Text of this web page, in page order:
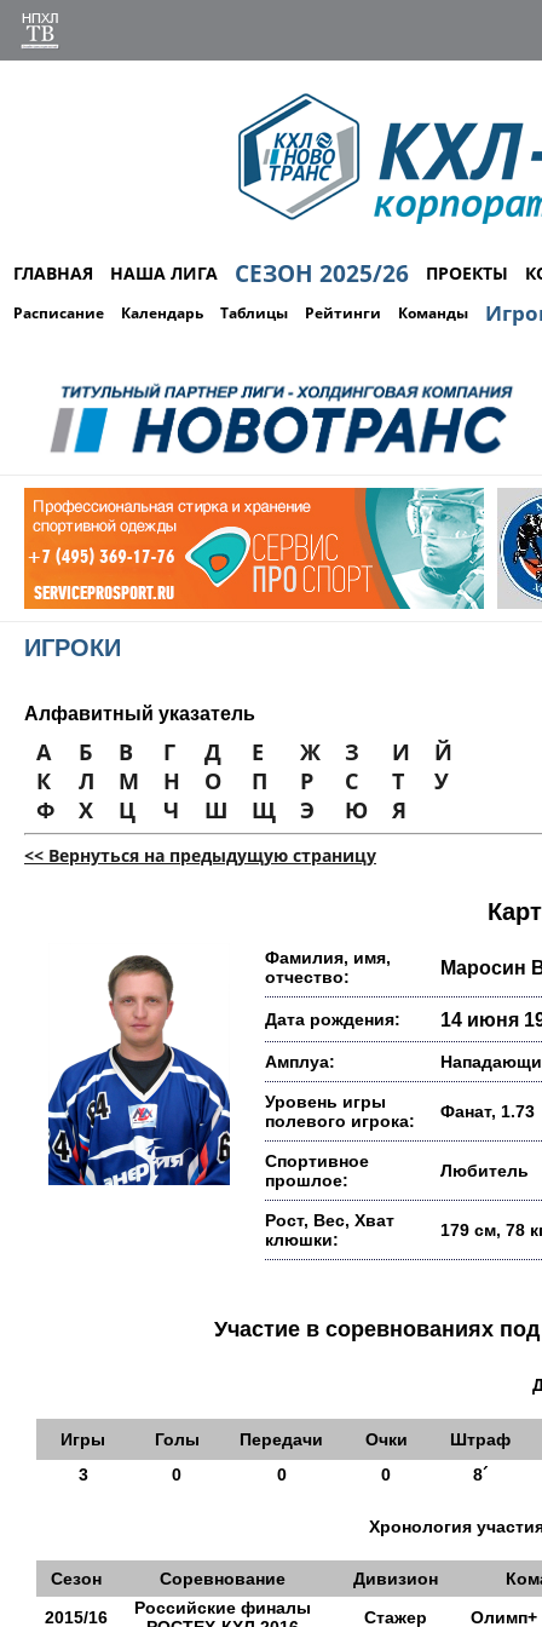
ГЛАВНАЯ НАША ЛИГА СЕЗОН 2025/26 ПРОЕКТЫ
Расписание Календарь Таблицы Рейтинги Команды
ИГРОКИ
Алфавитный указатель
А Б В Г Д Е Ж З И
Й
К
Л М Н О П Р С Т
У
Ф
Х Ц Ч Ш Щ Э Ю Я
<< Вернуться на предыдущую страницу
Фамилия, имя,
отчество:
Маросин
Дата рождения: 14 июня
Амплуа:
Уровень игры
полевого игрока:
Фанат, 1.73
Спортивное
прошлое:
Любитель
Рост, Вес, Хват
клюшки:
179 см, 78
Участие в соревнованиях
Игры Голы Передачи Очки
Штраф
3
0 0 0 8´
Хронология
Сезон Соревнование Дивизион
2015/16
Российские финалы
Стажер Олимп+